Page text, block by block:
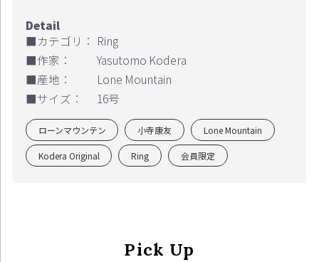
■カテゴリ： Ring
■作家：
Yasutomo Kodera
■産地：
Lone Mountain
■サイズ：
16号
ローンマウンテン 小寺康友 Lone Mountain
Kodera Original Ring 会員限定
Pick Up